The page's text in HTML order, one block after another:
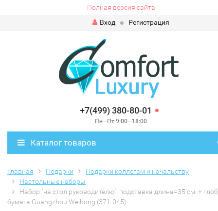
Полная версия сайта
Вход
Регистрация
+7(499) 380-80-01
Пн—Пт 9:00—18:00
Каталог товаров
Главная Подарки
Подарки коллегам и начальству
Настольные наборы
Набор "на стол руководителю": подставка длина=35 см. +
бумага Guangzhou Weihong (371-045)